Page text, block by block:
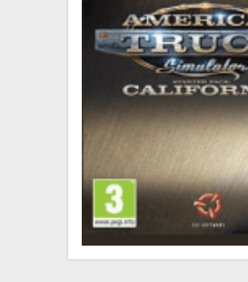
TCG & BOARDGAME HUB
VÝKUP HER (BAZAR)